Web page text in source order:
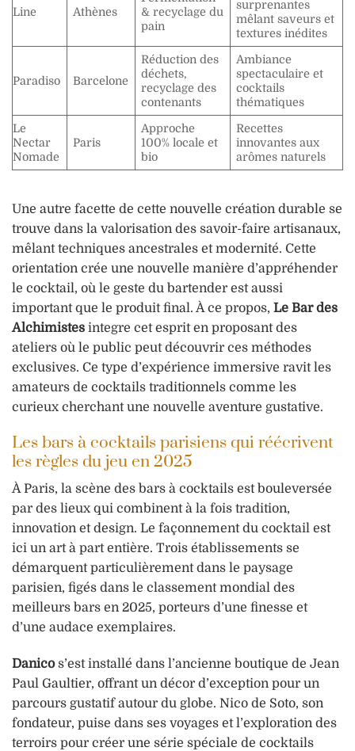
Line Athènes
& recyclage du
pain
surprenantes
mêlant saveurs et
textures inédites
Paradiso Barcelone
Réduction des
déchets,
recyclage des
contenants
Ambiance
spectaculaire et
cocktails
thématiques
Le
Nectar
Nomade
Paris
Approche
100% locale et
bio
Recettes
innovantes aux
arômes naturels
Une autre facette de cette nouvelle création durable se
trouve dans la valorisation des savoir-faire artisanaux,
mêlant techniques ancestrales et modernité. Cette
orientation crée une nouvelle manière d’appréhender
le cocktail, où le geste du bartender est aussi
important que le produit final. À ce propos, Le Bar des
Alchimistes integre cet esprit en proposant des
ateliers où le public peut découvrir ces méthodes
exclusives. Ce type d’expérience immersive ravit les
amateurs de cocktails traditionnels comme les
curieux cherchant une nouvelle aventure gustative.
Les bars à cocktails parisiens qui réécrivent
les règles du jeu en 2025
À Paris, la scène des bars à cocktails est bouleversée
par des lieux qui combinent à la fois tradition,
innovation et design. Le façonnement du cocktail est
ici un art à part entière. Trois établissements se
démarquent particulièrement dans le paysage
parisien, figés dans le classement mondial des
meilleurs bars en 2025, porteurs d’une finesse et
d’une audace exemplaires.
Danicos’est installé dans l’ancienne boutique de Jean
Paul Gaultier, offrant un décor d’exception pour un
parcours gustatif autour du globe. Nico de Soto, son
fondateur, puise dans ses voyages et l’exploration des
terroirs pour créer une série spéciale de cocktails